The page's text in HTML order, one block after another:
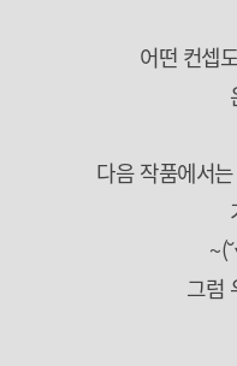
어떤 컨셉
다음 작품에서
그럼